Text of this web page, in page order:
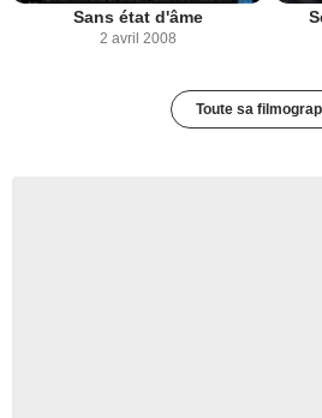
Sans état d'âme
2 avril 2008
Toute sa